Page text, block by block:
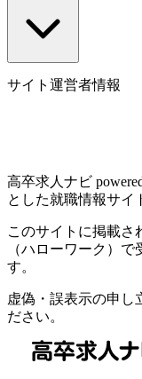
サイト運営者情報
高卒求人ナビ
とした就職情報サイ
このサイトに掲載さ
（ハローワーク）
す。
虚偽・誤表示の申し
ださい。